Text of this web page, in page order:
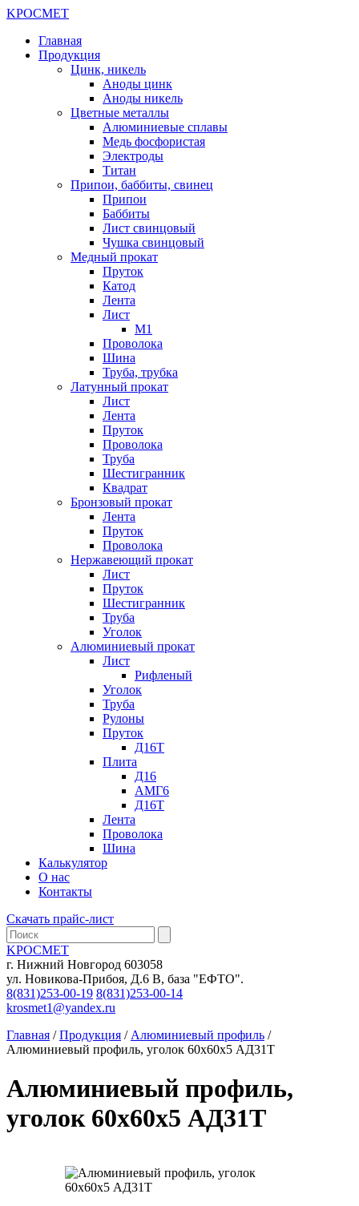
KРОСМЕТ
Главная
Продукция
Цинк, никель
Аноды цинк
Аноды никель
Цветные металлы
Алюминиевые сплавы
Медь фосфористая
Электроды
Титан
Припои, баббиты, свинец
Припои
Баббиты
Лист свинцовый
Чушка свинцовый
Медный прокат
Пруток
Катод
Лента
Лист
М1
Проволока
Шина
Труба, трубка
Латунный прокат
Лист
Лента
Пруток
Проволока
Труба
Шестигранник
Квадрат
Бронзовый прокат
Лента
Пруток
Проволока
Нержавеющий прокат
Лист
Пруток
Шестигранник
Труба
Уголок
Алюминиевый прокат
Лист
Рифленый
Уголок
Труба
Рулоны
Пруток
Д16Т
Плита
Д16
АМГ6
Д16Т
Лента
Проволока
Шина
Калькулятор
О нас
Контакты
Скачать прайс-лист
KРОСМЕТ
г. Нижний Новгород 603058
ул. Новикова-Прибоя, Д.6 В, база "ЕФТО".
8(831)253-00-19 8(831)253-00-14
krosmet1@yandex.ru
Главная /Продукция / Алюминиевый профиль /
Алюминиевый профиль, уголок 60х60х5 АД31Т
Алюминиевый профиль,
уголок 60х60х5 АД31Т